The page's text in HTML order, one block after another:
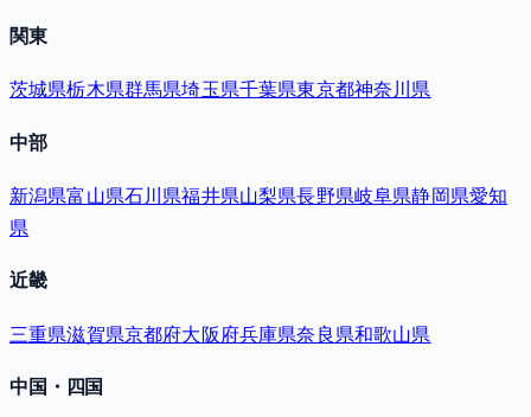
関東
茨城県栃木県群馬県埼玉県千葉県東京都神奈川県
中部
新潟県富山県石川県福井県山梨県長野県岐阜県静岡県愛知
県
近畿
三重県滋賀県京都府大阪府兵庫県奈良県和歌山県
中国・四国